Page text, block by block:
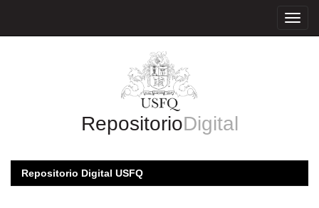
RepositorioDigital
Repositorio Digital USFQ